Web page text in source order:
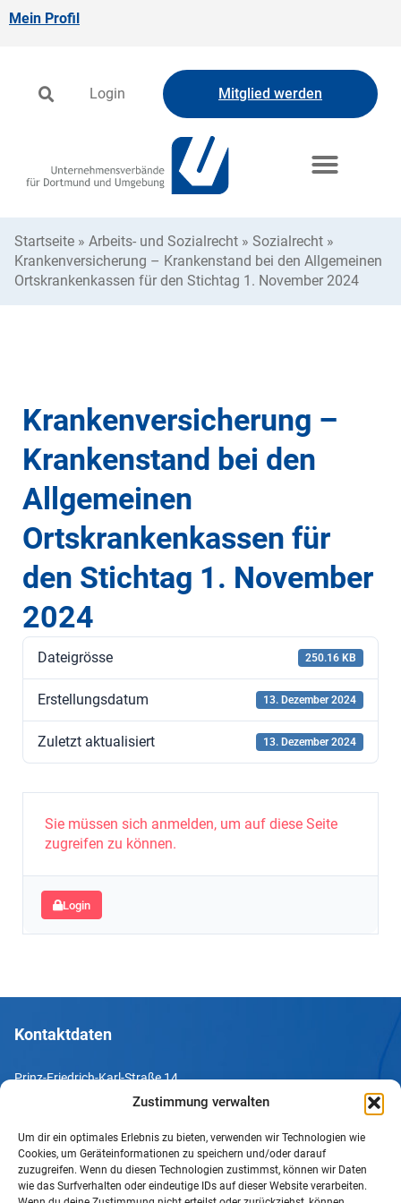
Zustimmung verwalten
Um dir ein optimales Erlebnis zu bieten, verwenden wir Technologien wie
Cookies, um Geräteinformationen zu speichern und/oder darauf
zuzugreifen. Wenn du diesen Technologien zustimmst, können wir Daten
wie das Surfverhalten oder eindeutige IDs auf dieser Website verarbeiten.
Mein Profil
Login Mitglied werden
Startseite » Arbeits- und Sozialrecht » Sozialrecht »
Krankenversicherung – Krankenstand bei den Allgemeinen
Ortskrankenkassen für den Stichtag 1. November 2024
Krankenversicherung –
Krankenstand bei den
Allgemeinen
Ortskrankenkassen für
den Stichtag 1. November
2024
Dateigrösse 250.16 KB
Erstellungsdatum 13. Dezember 2024
Zuletzt aktualisiert 13. Dezember 2024
Sie müssen sich anmelden, um auf diese Seite
zugreifen zu können.
Login
Kontaktdaten
Prinz-Friedrich-Karl-Straße 14
Tel. +49 231 952052-10
Fax +49 231 952052-60
e-Mail info@uv-do.de